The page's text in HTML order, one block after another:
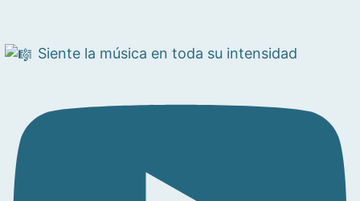
Siente la música en toda su intensidad